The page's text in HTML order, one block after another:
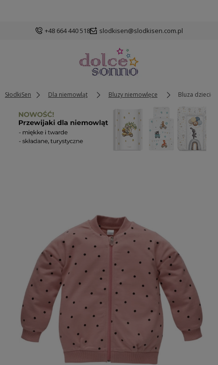
+48 664 440 518 slodkisen@slodkisen.com.pl
SłodkiSen Dla niemowląt Bluzy niemowlęce Bluza